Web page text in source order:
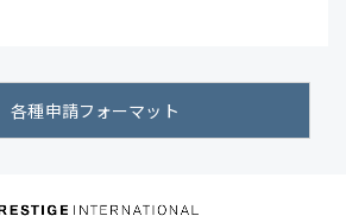
各種申請フォーマット